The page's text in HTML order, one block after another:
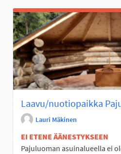
Laavu/nuotiopaikka
Lauri Mäkinen
EI ETENE ÄÄNESTYKSEEN
Pajuluoman asuinalueella ei